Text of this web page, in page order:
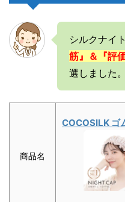
シルクナイ
筋』＆『評
選しました。
商品名
COCOSILK ゴ